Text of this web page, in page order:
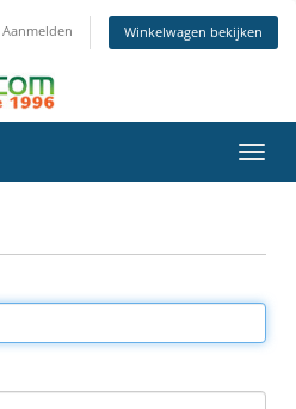
Aanmelden Winkelwagen bekijken